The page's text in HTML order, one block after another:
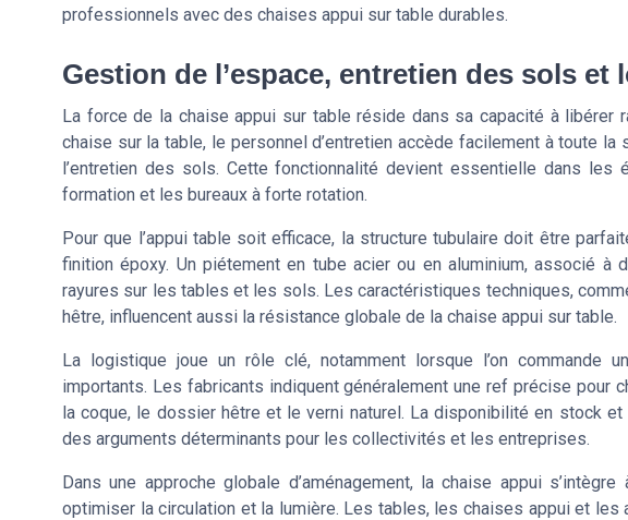
professionnels avec des chaises appui sur table durables.
Gestion de l’espace, entretien des sols
La force de la chaise appui sur table réside dans sa capacité à libérer
chaise sur la table, le personnel d’entretien accède facilement à toute
l’entretien des sols. Cette fonctionnalité devient essentielle dans les
formation et les bureaux à forte rotation.
Pour que l’appui table soit efficace, la structure tubulaire doit être
finition époxy. Un piétement en tube acier ou en aluminium, associé
rayures sur les tables et les sols. Les caractéristiques techniques,
hêtre, influencent aussi la résistance globale de la chaise appui sur table.
La logistique joue un rôle clé, notamment lorsque l’on commande
importants. Les fabricants indiquent généralement une ref précise pour
la coque, le dossier hêtre et le verni naturel. La disponibilité en stock
des arguments déterminants pour les collectivités et les entreprises.
Dans une approche globale d’aménagement, la chaise appui
optimiser la circulation et la lumière. Les tables, les chaises appui et